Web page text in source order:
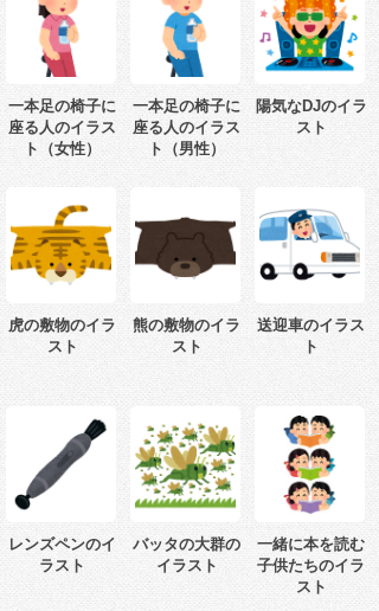
一本足の椅子に
座る人のイラス
ト（女性）
一本足の椅子に
座る人のイラス
ト（男性）
陽気なDJのイラ
スト
虎の敷物のイラ
スト
熊の敷物のイラ
スト
送迎車のイラス
ト
レンズペンのイ
ラスト
バッタの大群の
イラスト
一緒に本を読む
子供たちのイラ
スト